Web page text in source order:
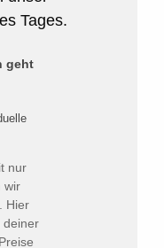
Tages.
geht
nur
wir
. Hier
deiner